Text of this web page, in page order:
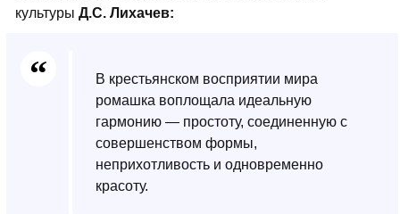
культуры Д.С. Лихачев:
В крестьянском восприятии мира
ромашка воплощала идеальную
гармонию — простоту, соединенную с
совершенством формы,
неприхотливость и одновременно
красоту.